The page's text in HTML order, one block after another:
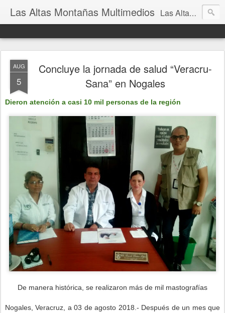
Las Altas Montañas Multimedios Las Altas Montañas Multimedios
AUG
5
Concluye la jornada de salud “Veracru-
Sana” en Nogales
Dieron atención a casi 10 mil personas de la región
De manera histórica, se realizaron más de mil mastografías
Nogales, Veracruz, a 03 de agosto 2018.- Después de un mes que